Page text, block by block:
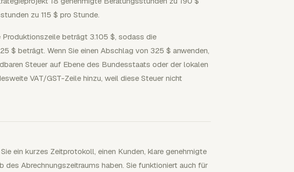
zu 115 $ pro Stunde.
beträgt 3.105 $, sodass die
$ beträgt. Wenn Sie einen Abschlag von 325 $ anwenden,
Steuer auf Ebene des Bundesstaats oder der lokalen
VAT/GST-Zeile hinzu, weil diese Steuer nicht
ein kurzes Zeitprotokoll, einen Kunden, klare genehmigte
des Abrechnungszeitraums haben. Sie funktioniert auch für